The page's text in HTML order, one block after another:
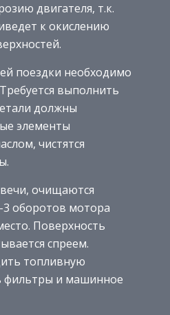
двигателя, т.к.
к окислению
поездки необходимо
выполнить
должны
элементы
чистятся
очищаются
оборотов мотора
Поверхность
спреем.
топливную
фильтры и машинное